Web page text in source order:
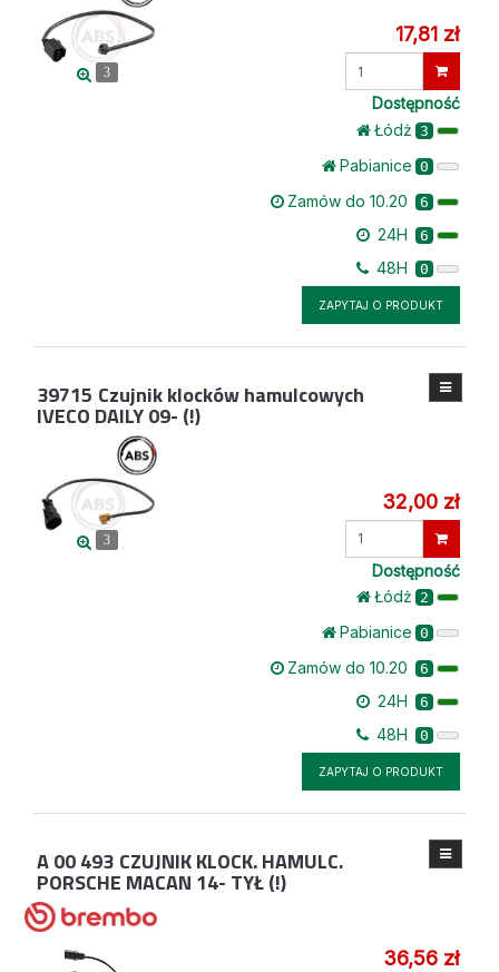
3
17,81 zł
Dostępność
Łódż 3
Pabianice 0
Zamów do 10.20 6
24H 6
48H 0
ZAPYTAJ O PRODUKT
39715 Czujnik klocków hamulcowych
IVECO DAILY 09- (!)
3
32,00 zł
Wprowadź
Dostępność
Łódż 2
Pabianice 0
Zamów do 10.20 6
24H 6
48H 0
ZAPYTAJ O PRODUKT
A 00 493 CZUJNIK KLOCK. HAMULC.
PORSCHE MACAN 14- TYŁ (!)
36,56 zł